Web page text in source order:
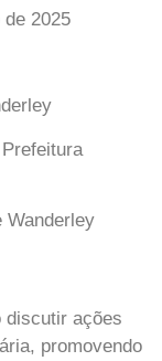
2025
Wanderley
discutir ações
promovendo